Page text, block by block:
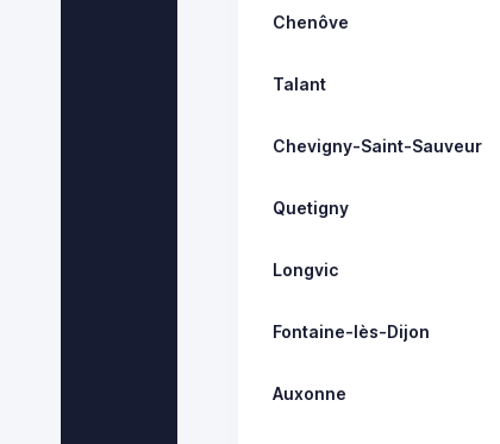
Chenôve
Talant
Chevigny-Saint-Sauveur
Quetigny
Longvic
Fontaine-lès-Dijon
Auxonne